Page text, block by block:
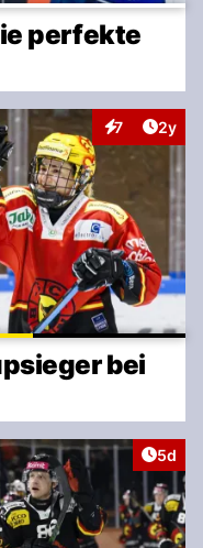
perfekte
7
Interaktionen
2y
bei
5d